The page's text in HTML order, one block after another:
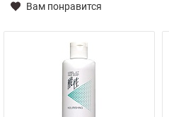
Вам понравится